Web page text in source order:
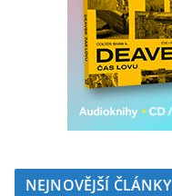
NEJNOVĚJŠÍ ČLÁNKY